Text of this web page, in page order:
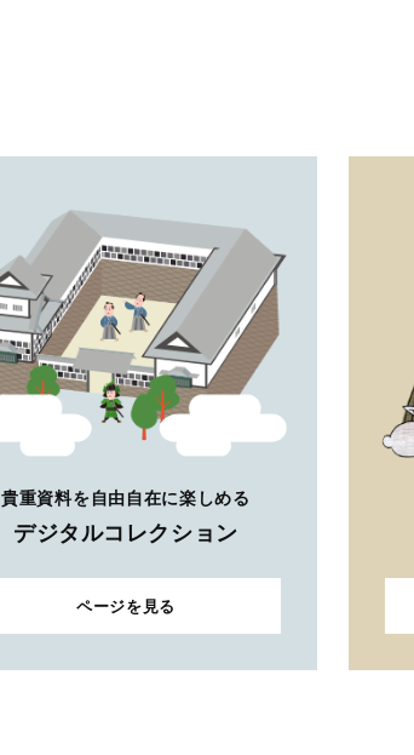
貴重資料を自由自在に楽しめる
デジタルコレクション
ページを見る